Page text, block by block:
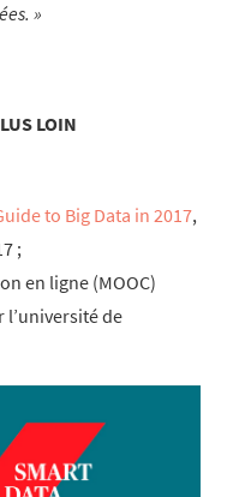
LOIN
to Big Data in 2017,
;
en ligne (MOOC)
l’université de